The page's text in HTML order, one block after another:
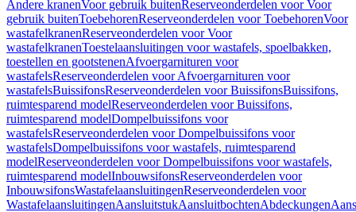
Andere kranenVoor gebruik buitenReserveonderdelen voor Voor
gebruik buitenToebehorenReserveonderdelen voor ToebehorenVoor
wastafelkranenReserveonderdelen voor Voor
wastafelkranenToestelaansluitingen voor wastafels, spoelbakken,
toestellen en gootstenenAfvoergarnituren voor
wastafelsReserveonderdelen voor Afvoergarnituren voor
wastafelsBuissifonsReserveonderdelen voor BuissifonsBuissifons,
ruimtesparend modelReserveonderdelen voor Buissifons,
ruimtesparend modelDompelbuissifons voor
wastafelsReserveonderdelen voor Dompelbuissifons voor
wastafelsDompelbuissifons voor wastafels, ruimtesparend
modelReserveonderdelen voor Dompelbuissifons voor wastafels,
ruimtesparend modelInbouwsifonsReserveonderdelen voor
InbouwsifonsWastafelaansluitingenReserveonderdelen voor
WastafelaansluitingenAansluitstukAansluitbochtenAbdeckungen